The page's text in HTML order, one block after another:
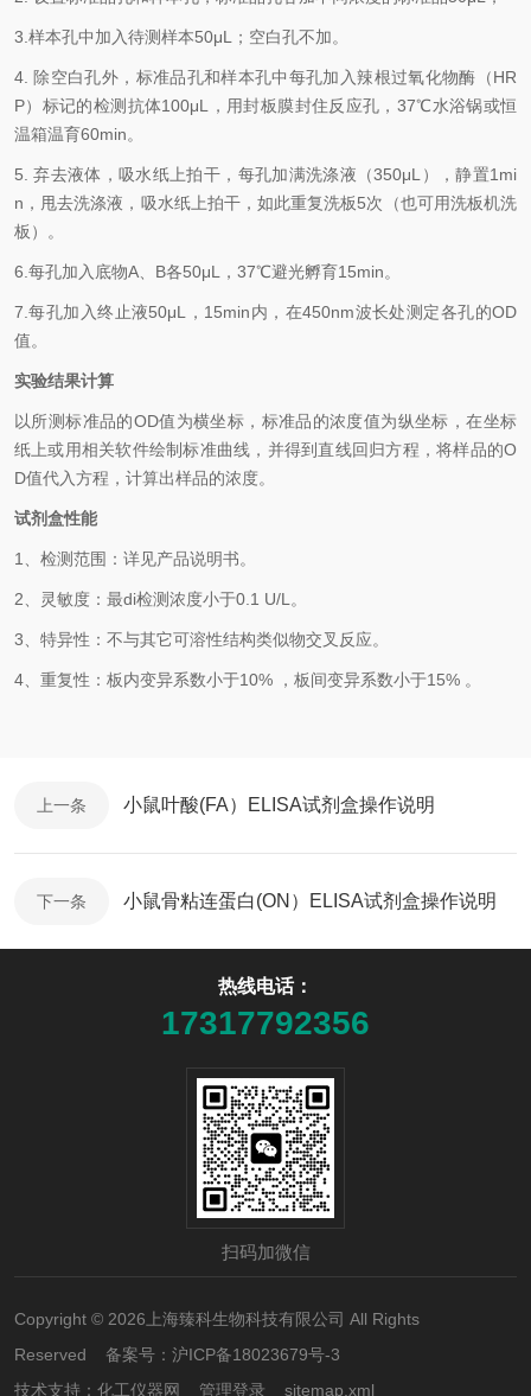
3. 样本孔中加 入待测样本50μL ；空白孔不加。
4. 除空白孔外，标准品孔和样本孔中每孔加入辣根过氧化物酶（HR
P）标记的检测抗体100μL ，用封板膜封住反应孔， 37℃水浴锅或恒
温箱温育60min。
5. 弃去液体，吸水纸上拍干，每孔加满洗涤液 （350μL ） ，静置1mi
n ，甩去洗涤液，吸水纸上拍干，如此重复洗板5次（也可用洗板机洗
板）。
6. 每孔加入底物A B各50μL ， 37℃避光孵育15min。
7. 每孔加入终止液50μL ， 15min内，在450nm波长处测定各孔的OD
值。
实验结果计算
以所测标准品的OD值为横坐标， 标准品的浓度值为纵坐标，在坐标
纸上或用相关软件绘制标准曲线 ，并得到直线回归方程 ，将样品的O
D值代入方程，计算出样品的浓度。
试剂盒性能
1、检测范围： 详见产品说明书。
2、 灵敏度：最di检测浓度小于0.1 U/L 。
3、 特异性：不与其它可溶性结构类似物交叉反应。
4、 重复性：板内变异系数小于10% ， 板间变异系数小于1 5% 。
上一条 小鼠叶酸(FA）ELISA试剂盒操作说明
下一条 小鼠骨粘连蛋白(ON）ELISA试剂盒操作说明
热线电话：
17317792356
扫码加微信
Copyright © 2026上海臻科生物科技有限公司 All Rights
Reserved 备案号： 沪ICP备18023679号-3
技术支持： 化工仪器网 管理登录 sitemap.xml